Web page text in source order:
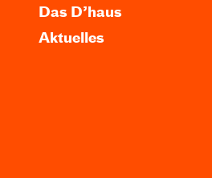
Das D’haus
Aktuelles